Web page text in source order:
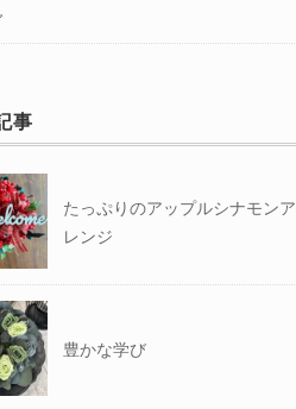
事
たっぷりのアップルシナモンア
レンジ
豊かな学び